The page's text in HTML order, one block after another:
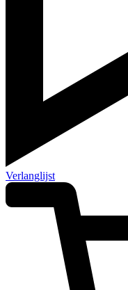
Verlanglijst